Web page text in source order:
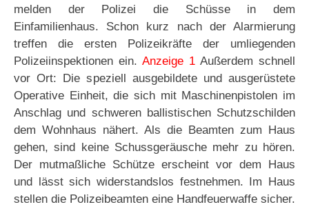
melden der Polizei die Schüsse in dem
Einfamilienhaus. Schon kurz nach der Alarmierung
treffen die ersten Polizeikräfte der umliegenden
Polizeiinspektionen ein. Anzeige 1 Außerdem schnell
vor Ort: Die speziell ausgebildete und ausgerüstete
Operative Einheit, die sich mit Maschinenpistolen im
Anschlag und schweren ballistischen Schutzschilden
dem Wohnhaus nähert. Als die Beamten zum Haus
gehen, sind keine Schussgeräusche mehr zu hören.
Der mutmaßliche Schütze erscheint vor dem Haus
und lässt sich widerstandslos festnehmen. Im Haus
stellen die Polizeibeamten eine Handfeuerwaffe sicher.